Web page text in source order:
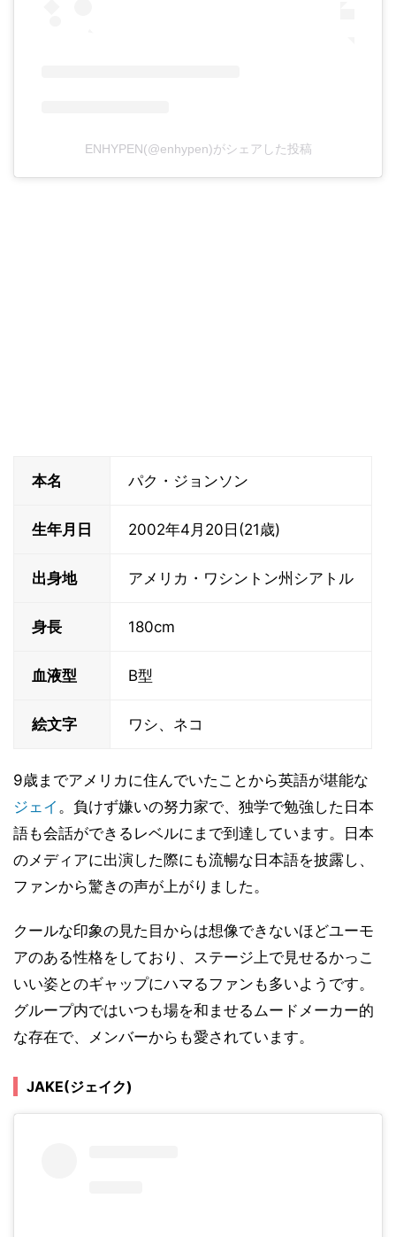
ENHYPEN(@enhypen)がシェアした投稿
本名 パク・ジョンソン
生年月日 2002年4月20日(21歳)
出身地 アメリカ・ワシントン州シアトル
身長 180cm
血液型 B型
絵文字 ワシ、ネコ
9歳までアメリカに住んでいたことから英語が堪能な
ジェイ 。負けず嫌いの努力家で、独学で勉強した日本
語も会話ができるレベルにまで到達しています。日本
のメディアに出演した際にも流暢な日本語を披露し、
ファンから驚きの声が上がりました。
クールな印象の見た目からは想像できないほどユーモ
アのある性格をしており、ステージ上で見せるかっこ
いい姿とのギャップにハマるファンも多いようです。
グループ内ではいつも場を和ませるムードメーカー的
な存在で、メンバーからも愛されています。
JAKE(ジェイク)